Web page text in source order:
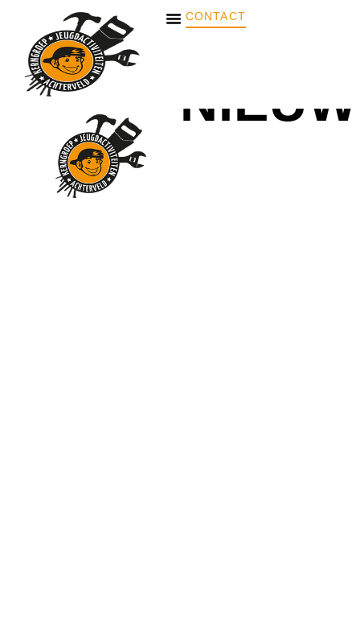
CONTACT